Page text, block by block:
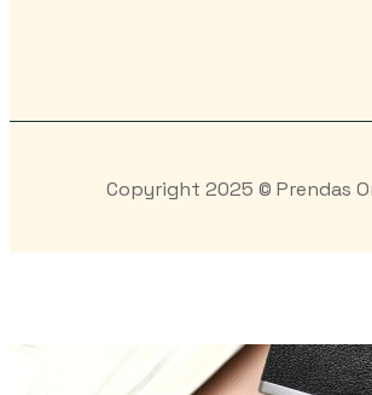
Copyright 2025 © Prendas